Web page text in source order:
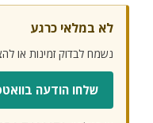
לא במלאי כרגע
נשמח לבדוק זמינות או
שלחו הודעה